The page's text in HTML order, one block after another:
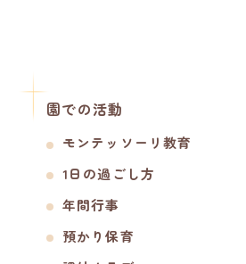
園での活動
モンテッソーリ教育
1日の過ごし方
年間行事
預かり保育